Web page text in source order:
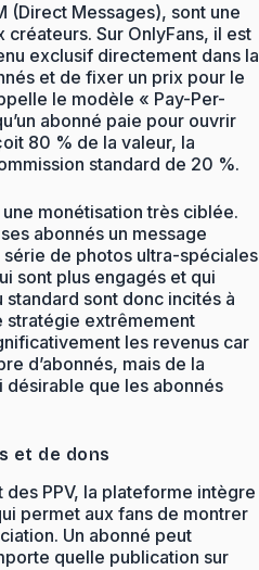
(Direct Messages), sont une
créateurs. Sur OnlyFans, il est
exclusif directement dans la
et de fixer un prix pour le
le modèle « Pay-Per-
abonné paie pour ouvrir
80 % de la valeur, la
standard de 20 %.
monétisation très ciblée.
abonnés un message
de photos ultra-spéciales
sont plus engagés et qui
sont donc incités à
stratégie extrêmement
les revenus car
d’abonnés, mais de la
que les abonnés
et de dons
PPV, la plateforme intègre
permet aux fans de montrer
Un abonné peut
quelle publication sur